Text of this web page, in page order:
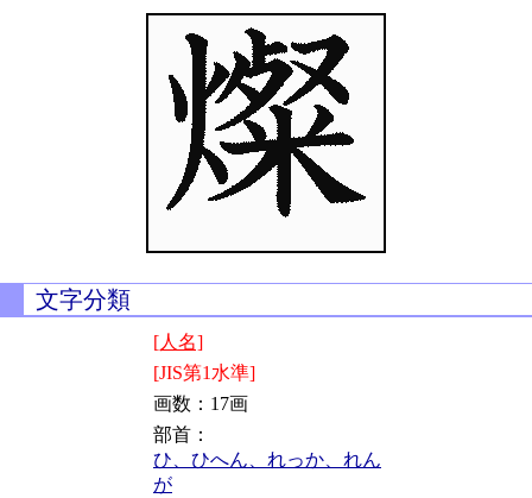
文字分類
[人名]
[JIS第1水準]
画数：17画
部首：
ひ、ひへん、れっか、れん
が